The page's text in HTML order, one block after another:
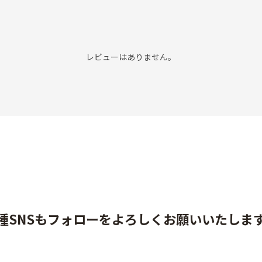
レビューはありません。
SNSもフォローをよろしくお願いいたしま